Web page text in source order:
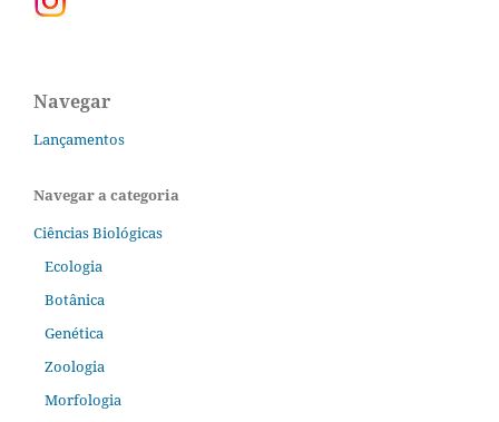
Navegar
Lançamentos
Navegar a categoria
Ciências Biológicas
Ecologia
Botânica
Genética
Zoologia
Morfologia